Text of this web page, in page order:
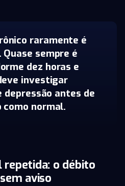
raramente é
Quase sempre é
dez horas e
investigar
depressão antes de
normal.
repetida: o débito
aviso